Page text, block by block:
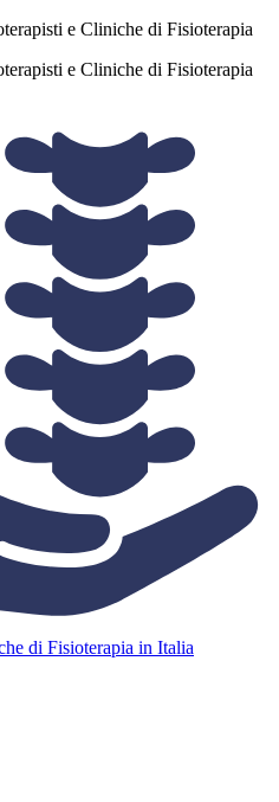
e Cliniche di Fisioterapia
e Cliniche di Fisioterapia
di Fisioterapia in Italia